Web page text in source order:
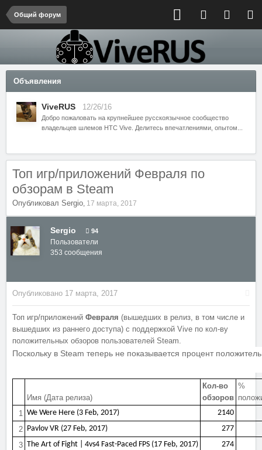
Общий форум
Объявления
ViveRUS 12/26/16
Добро пожаловать на крупнейшее русскоязычное сообщество
владельцев шлемов HTC Vive. Делитесь впечатлениями, опытом...
Топ игр/приложений Февраля по
обзорам в Steam
Опубликовал Sergio, 17 марта, 2017
Sergio 94
Пользователи
353 сообщения
Опубликовано 17 марта, 2017
Топ игр/приложений Февраля (вышедших в релиз, в том числе и
вышедших из раннего доступа) с поддержкой Vive по кол-ву
положительных обзоров пользователей Steam.
Поскольку в Steam теперь не показывается процент
Имя (Дата релиза)
Кол-во
обзоров
%
1 We Were Here (3 Feb, 2017)
2140
2 Pavlov VR (27 Feb, 2017)
277
3 The Art of Fight | 4vs4 Fast-Paced FPS (17 Feb, 2017)
274